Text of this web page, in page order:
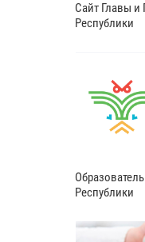
Сайт Главы и
Республики
Республики